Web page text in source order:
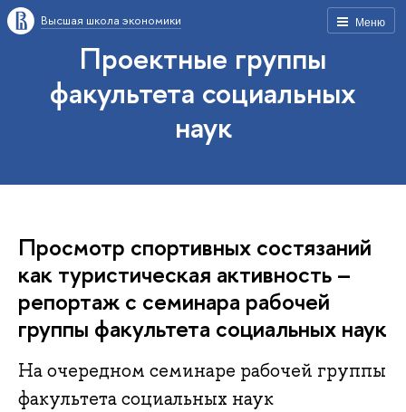
Меню
Высшая школа экономики
Проектные группы
факультета социальных
наук
Просмотр спортивных состязаний
как туристическая активность –
репортаж с семинара рабочей
группы факультета социальных наук
На очередном семинаре рабочей группы
факультета социальных наук